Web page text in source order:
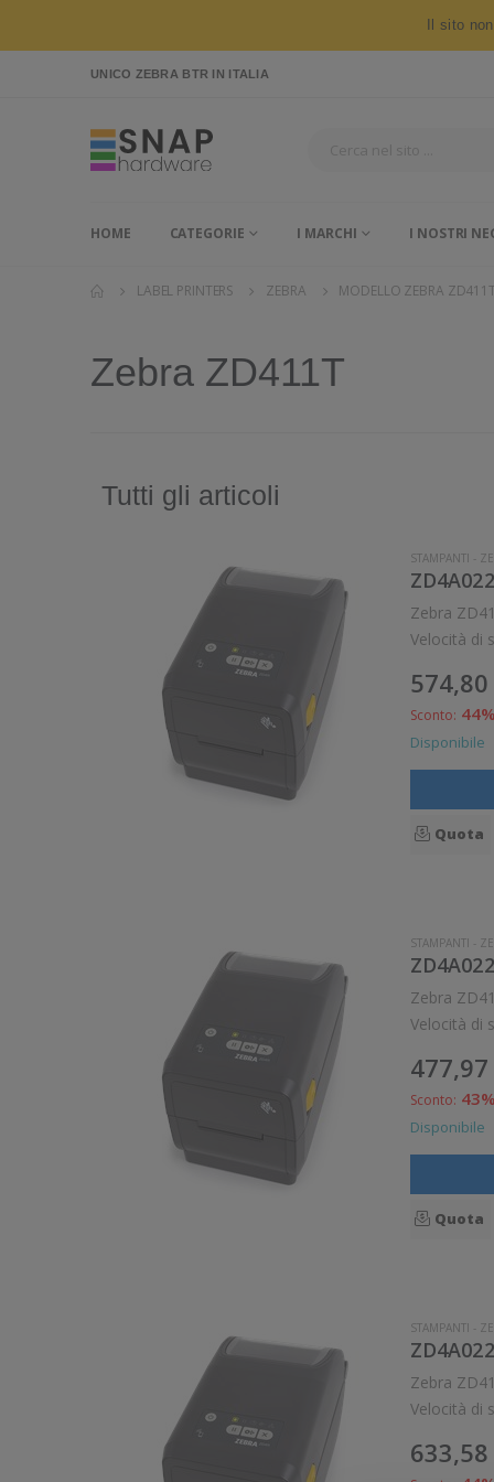
Il sito
UNICO ZEBRA BTR IN ITALIA
HOME CATEGORIE I MARCHI I NOSTRI
LABEL PRINTERS ZEBRA MODELLO ZEBRA ZD411T
Zebra ZD411T
Tutti gli articoli
STAMPANTI -
Zebra ZD411 Stampante compatta da scrivania ad uso generico. Stampa a trasferimento termico. Collegamento
574,80
Sconto: 44%
Disponibile
Quota
STAMPANTI -
Zebra ZD411 Stampante compatta da scrivania ad uso generico. Stampa a trasferimento termico. Collegamento
477,97
Sconto: 43%
Disponibile
Quota
STAMPANTI -
Zebra ZD411 Stampante compatta da scrivania ad uso generico. Stampa a trasferimento termico. Collegamento
633,58